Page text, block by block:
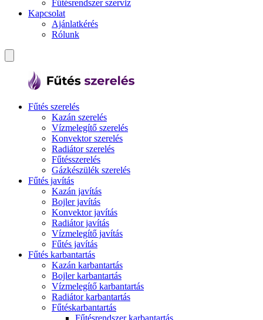
Fűtésrendszer szerviz
Kapcsolat
Ajánlatkérés
Rólunk
Fűtés szerelés
Kazán szerelés
Vízmelegítő szerelés
Konvektor szerelés
Radiátor szerelés
Fűtésszerelés
Gázkészülék szerelés
Fűtés javítás
Kazán javítás
Bojler javítás
Konvektor javítás
Radiátor javítás
Vízmelegítő javítás
Fűtés javítás
Fűtés karbantartás
Kazán karbantartás
Bojler karbantartás
Vízmelegítő karbantartás
Radiátor karbantartás
Fűtéskarbantartás
Fűtésrendszer karbantartás